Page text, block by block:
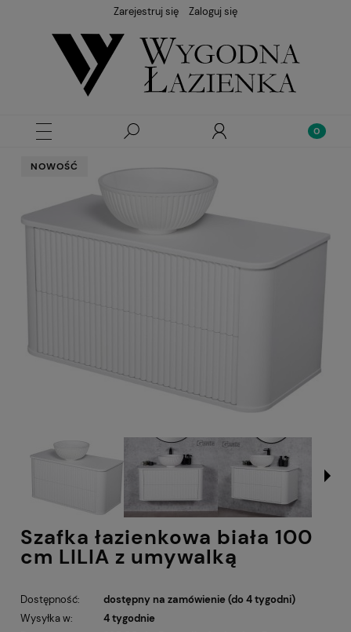
Zarejestruj się Zaloguj się
NOWOŚĆ
Szafka łazienkowa biała 100
cm LILIA z umywalką
Dostępność:
dostępny na zamówienie (do 4 tygodni)
Wysyłka w:
4 tygodnie